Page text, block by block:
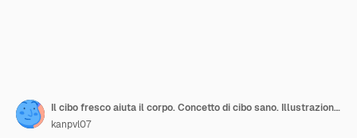
Il cibo fresco aiuta il corpo. Concetto di cibo sano. Illustrazione vettoriale EPS 10
kanpvl07